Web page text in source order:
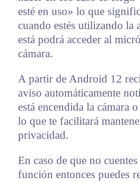
esté en uso» lo que
cuando estés utilizando la
está podrá acceder al
cámara.
A partir de Android 12
aviso automáticamente
está encendida la cámara
lo que te facilitará
privacidad.
En caso de que no cuentes
función entonces puedes